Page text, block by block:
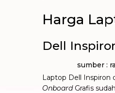
Harga
Dell
sumber :
Laptop Dell Inspiron
OnboardGrafis